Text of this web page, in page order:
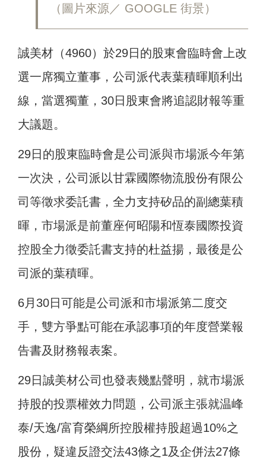
（圖片來源／ GOOGLE 街景）
誠美材（4960）於29日的股東會臨時會上改
選一席獨立董事，公司派代表葉積暉順利出
線，當選獨董，30日股東會將追認財報等重
大議題。
29日的股東臨時會是公司派與市場派今年第
一次決，公司派以甘霖國際物流股份有限公
司等徵求委託書，全力支持矽品的副總葉積
暉，市場派是前董座何昭陽和恆泰國際投資
控股全力徵委託書支持的杜益揚，最後是公
司派的葉積暉。
6月30日可能是公司派和市場派第二度交
手，雙方爭點可能在承認事項的年度營業報
告書及財務報表案。
29日誠美材公司也發表幾點聲明，就市場派
持股的投票權效力問題，公司派主張就温峰
泰/天逸/富育榮綱所控股權持股超過10%之
股份，疑違反證交法43條之1及企併法27條